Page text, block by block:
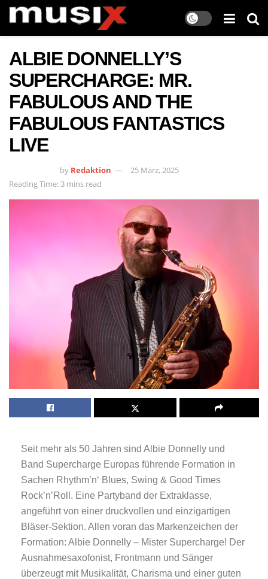
ALBIE DONNELLY’S
SUPERCHARGE: MR.
FABULOUS AND THE
FABULOUS FANTASTICS
LIVE
by Redaktion
25 März, 2025
Reading Time: 3 mins read
Seit mehr als 50 Jahren sind Albie Donnelly und
Band Supercharge Europas führende Formation in
Sachen Rhythm’n‘ Blues, Swing & Good Times
Rock’n’Roll. Eine Partyband der Extraklasse,
angeführt von einer druckvollen und einzigartigen
Bläser-Sektion. Allen voran das Markenzeichen der
Formation: Albie Donnelly – Mister Supercharge! Der
Ausnahmesaxofonist, Frontmann und Sänger
überzeugt mit Musikalität, Charisma und einer guten